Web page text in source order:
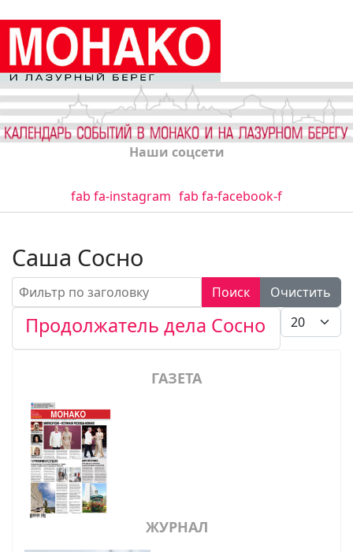
Наши соцсети
fab fa-instagram fab fa-facebook-f
Саша Сосно
Фильтр по заголовку Поиск
Очистить
Кол-во
Продолжатель дела Сосно
ГАЗЕТА
ЖУРНАЛ